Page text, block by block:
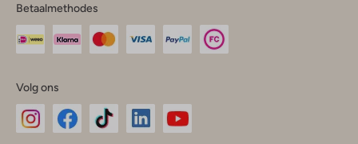
Betaalmethodes
Volg ons